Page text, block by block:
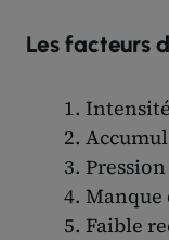
Les facteurs
Manque
Faible